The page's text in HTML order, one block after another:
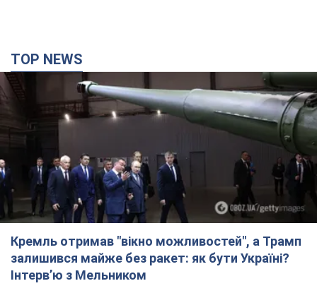
TOP NEWS
Кремль отримав "вікно можливостей", а Трамп
залишився майже без ракет: як бути Україні?
Інтерв’ю з Мельником